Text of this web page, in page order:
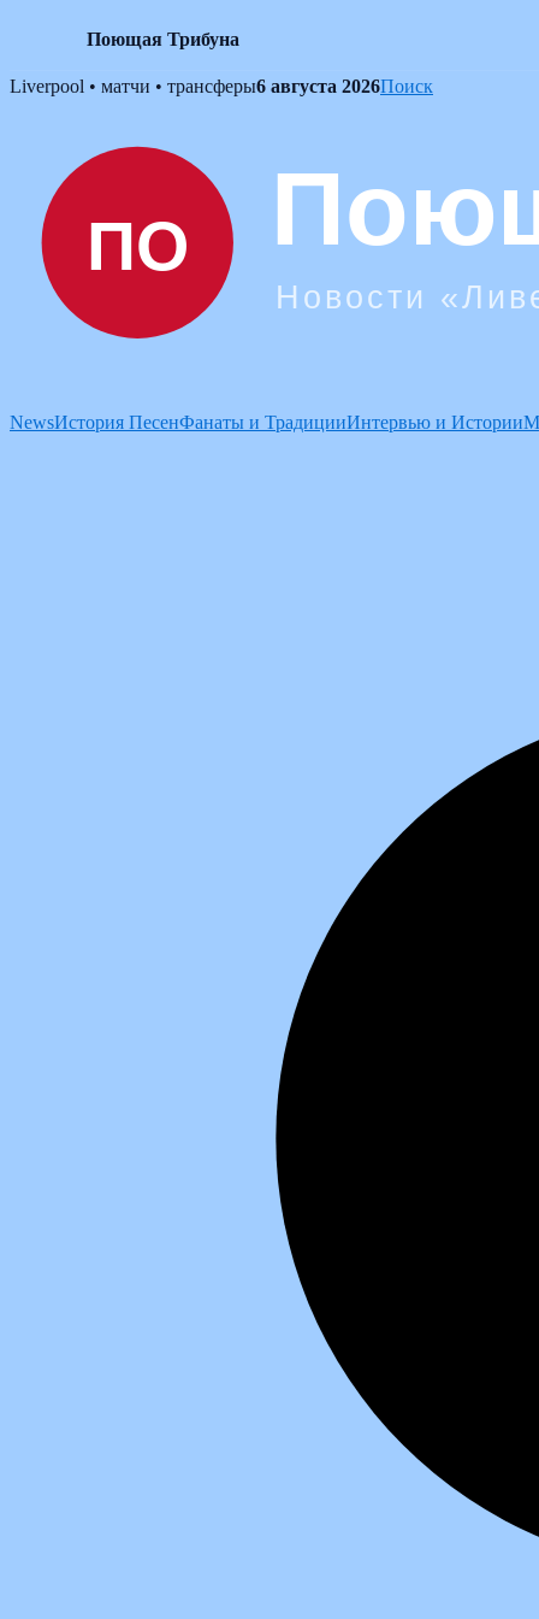
Поющая Трибуна
Skip
Liverpool • матчи • трансферы6 августа 2026Поиск
NewsИстория ПесенФанаты и ТрадицииИнтервью и Истории